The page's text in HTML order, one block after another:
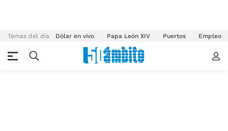
Temas del día Dólar en vivo Papa León XIV Puertos Empleo